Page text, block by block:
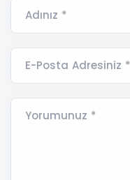
Adınız *
E-Posta Adresiniz *
Yorumunuz *